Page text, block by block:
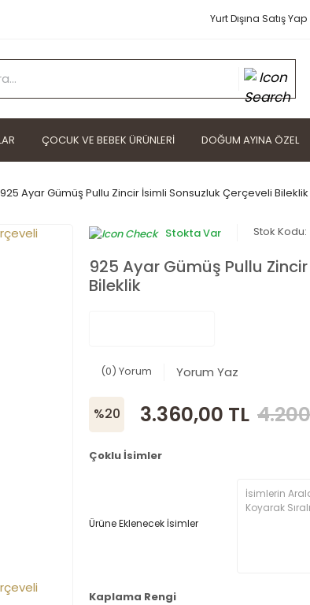
Yurt Dışına Satış Yap
ÇOCUK VE BEBEK ÜRÜNLERI DOĞUM AYINA ÖZEL
925 Ayar Gümüş Pullu Zincir İsimli Sonsuzluk Çerçeveli Bileklik
Stokta Var Stok Kodu:
925 Ayar Gümüş Pullu
Bileklik
(0) Yorum Yorum Yaz
%20 3.360,00 TL
Çoklu İsimler
Ürüne Eklenecek İsimler
Kaplama Rengi